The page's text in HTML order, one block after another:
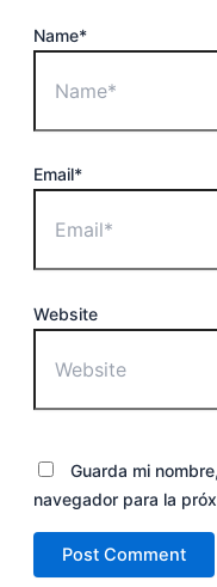
Name*
Email*
Website
Guarda mi
navegador para la